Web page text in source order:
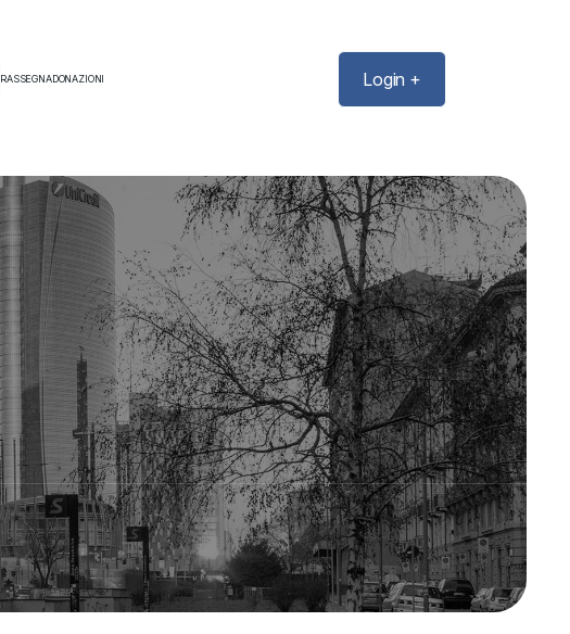
RASSEGNADONAZIONI Login +